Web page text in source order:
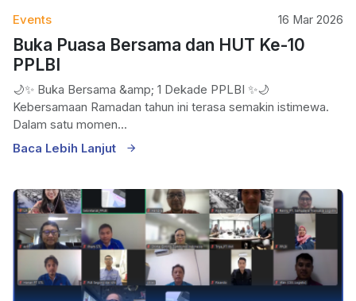
Events 16 Mar 2026
Buka Puasa Bersama dan HUT Ke-10
PPLBI
🌙✨ Buka Bersama &amp; 1 Dekade PPLBI ✨🌙
Kebersamaan Ramadan tahun ini terasa semakin istimewa.
Dalam satu momen...
Baca Lebih Lanjut